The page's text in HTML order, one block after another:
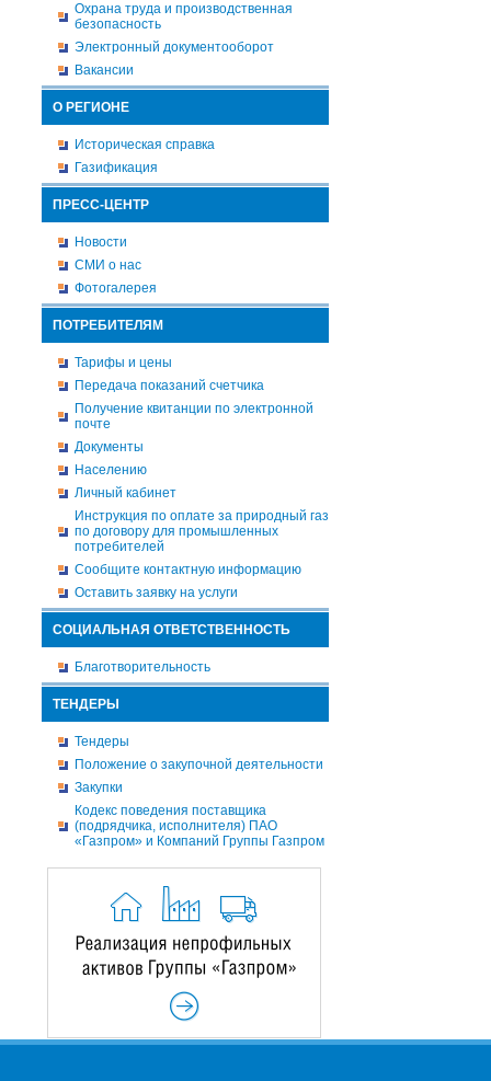
Охрана труда и производственная
безопасность
Электронный документооборот
Вакансии
О РЕГИОНЕ
Историческая справка
Газификация
ПРЕСС-ЦЕНТР
Новости
СМИ о нас
Фотогалерея
ПОТРЕБИТЕЛЯМ
Тарифы и цены
Передача показаний счетчика
Получение квитанции по электронной
почте
Документы
Населению
Личный кабинет
Инструкция по оплате за природный газ
по договору для промышленных
потребителей
Сообщите контактную информацию
Оставить заявку на услуги
СОЦИАЛЬНАЯ ОТВЕТСТВЕННОСТЬ
Благотворительность
ТЕНДЕРЫ
Тендеры
Положение о закупочной деятельности
Закупки
Кодекс поведения поставщика
(подрядчика, исполнителя) ПАО
«Газпром» и Компаний Группы Газпром